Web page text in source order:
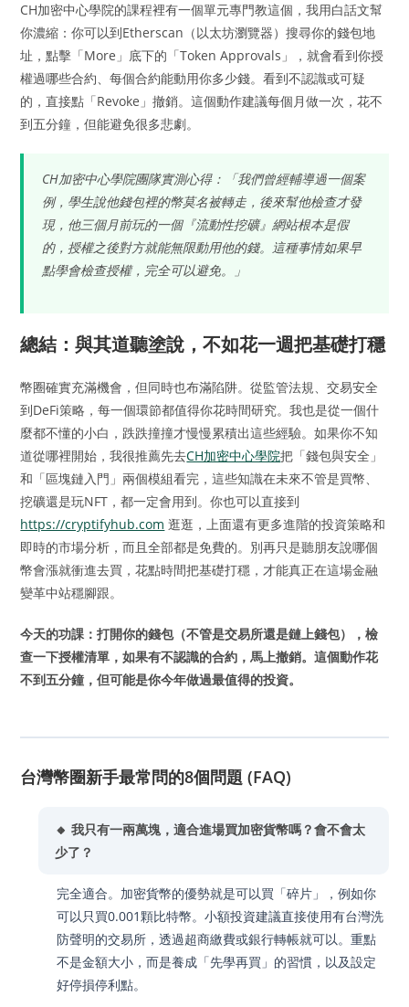
CH加密中心學院的課程裡有一個單元專門教這個，我用白話文幫
你濃縮：你可以到Etherscan（以太坊瀏覽器）搜尋你的錢包地
址，點擊「More」底下的「Token Approvals」，就會看到你授
權過哪些合約、每個合約能動用你多少錢。看到不認識或可疑
的，直接點「Revoke」撤銷。這個動作建議每個月做一次，花不
到五分鐘，但能避免很多悲劇。
CH加密中心學院團隊實測心得：「我們曾經輔導過一個案
例，學生說他錢包裡的幣莫名被轉走，後來幫他檢查才發
現，他三個月前玩的一個『流動性挖礦』網站根本是假
的，授權之後對方就能無限動用他的錢。這種事情如果早
點學會檢查授權，完全可以避免。」
總結：與其道聽塗說，不如花一週把基礎打穩
幣圈確實充滿機會，但同時也布滿陷阱。從監管法規、交易安全
到DeFi策略，每一個環節都值得你花時間研究。我也是從一個什
麼都不懂的小白，跌跌撞撞才慢慢累積出這些經驗。如果你不知
道從哪裡開始，我很推薦先去CH加密中心學院把「錢包與安全」
和「區塊鏈入門」兩個模組看完，這些知識在未來不管是買幣、
挖礦還是玩NFT，都一定會用到。你也可以直接到
https://cryptifyhub.com 逛逛，上面還有更多進階的投資策略和
即時的市場分析，而且全部都是免費的。別再只是聽朋友說哪個
幣會漲就衝進去買，花點時間把基礎打穩，才能真正在這場金融
變革中站穩腳跟。
今天的功課：打開你的錢包（不管是交易所還是鏈上錢包），檢
查一下授權清單，如果有不認識的合約，馬上撤銷。這個動作花
不到五分鐘，但可能是你今年做過最值得的投資。
台灣幣圈新手最常問的8個問題 (FAQ)
🔸 我只有一兩萬塊，適合進場買加密貨幣嗎？會不會太
少了？
完全適合。加密貨幣的優勢就是可以買「碎片」，例如你
可以只買0.001顆比特幣。小額投資建議直接使用有台灣洗
防聲明的交易所，透過超商繳費或銀行轉帳就可以。重點
不是金額大小，而是養成「先學再買」的習慣，以及設定
好停損停利點。